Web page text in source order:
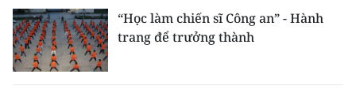
“Học làm chiến sĩ Công an” - Hành
trang để trưởng thành